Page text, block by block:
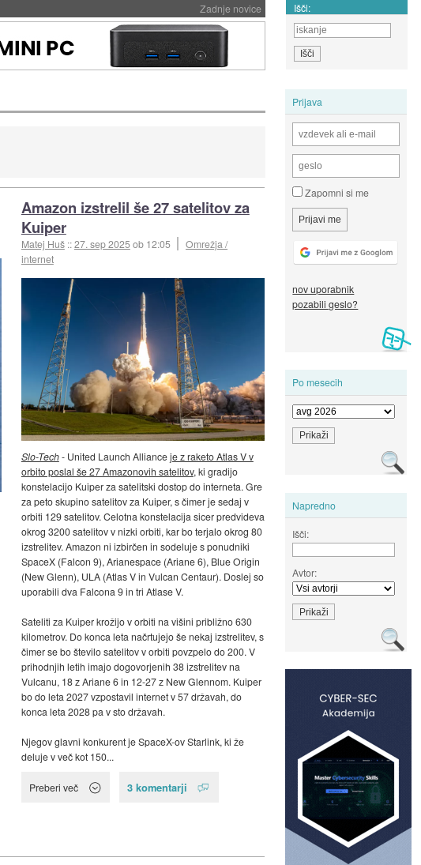
Zadnje novice Išči:
Prijava
Zapomni si me
nov uporabnik
pozabili geslo?
Po mesecih
Napredno
Išči:
Avtor:
Amazon izstrelil še 27 satelitov za
Kuiper
Matej Huš ::27. sep 2025ob 12:05
Omrežja /
internet
Slo-Tech- United Launch Allianceje z raketo Atlas V v
orbito poslal še 27 Amazonovih satelitov, ki gradijo
konstelacijo Kuiper za satelitski dostop do interneta. Gre
za peto skupino satelitov za Kuiper, s čimer je sedaj v
orbiti 129 satelitov. Celotna konstelacija sicer predvideva
okrog 3200 satelitov v nizki orbiti, kar bo terjalo okrog 80
izstrelitev. Amazon ni izbirčen in sodeluje s ponudniki
SpaceX (Falcon 9), Arianespace (Ariane 6), Blue Origin
(New Glenn), ULA (Atlas V in Vulcan Centaur). Doslej so
uporabili dva Falcona 9 in tri Atlase V.
Sateliti za Kuiper krožijo v orbiti na višini približno 630
kilometrov. Do konca leta načrtujejo še nekaj izstrelitev, s
čimer se bo število satelitov v orbiti povzpelo do 200. V
prihodnjih letih imajo dogovorjenih 38 izstrelitev na
Vulcanu, 18 z Ariane 6 in 12-27 z New Glennom. Kuiper
bo do leta 2027 vzpostavil internet v 57 državah, do
konca leta 2028 pa v sto državah.
Njegov glavni konkurent je SpaceX-ov Starlink, ki že
deluje v več kot 150...
Preberi več 3 komentarji